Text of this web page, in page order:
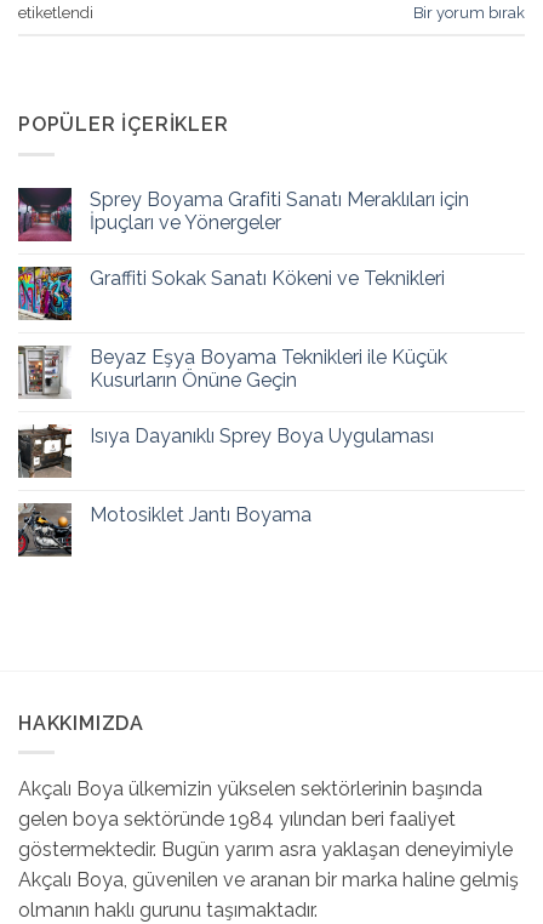
etiketlendi
Bir yorum bırak
POPÜLER İÇERIKLER
Sprey Boyama Grafiti Sanatı Meraklıları için
İpuçları ve Yönergeler
Graffiti Sokak Sanatı Kökeni ve Teknikleri
Beyaz Eşya Boyama Teknikleri ile Küçük
Kusurların Önüne Geçin
Isıya Dayanıklı Sprey Boya Uygulaması
Motosiklet Jantı Boyama
HAKKIMIZDA
Akçalı Boya ülkemizin yükselen sektörlerinin başında
gelen boya sektöründe 1984 yılından beri faaliyet
göstermektedir. Bugün yarım asra yaklaşan deneyimiyle
Akçalı Boya, güvenilen ve aranan bir marka haline gelmiş
olmanın haklı gurunu taşımaktadır.